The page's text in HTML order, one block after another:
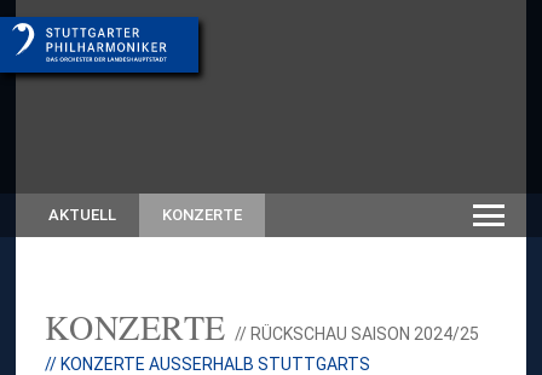
AKTUELL KONZERTE
KONZERTE// RÜCKSCHAU SAISON 2024/25
// KONZERTE AUSSERHALB STUTTGARTS